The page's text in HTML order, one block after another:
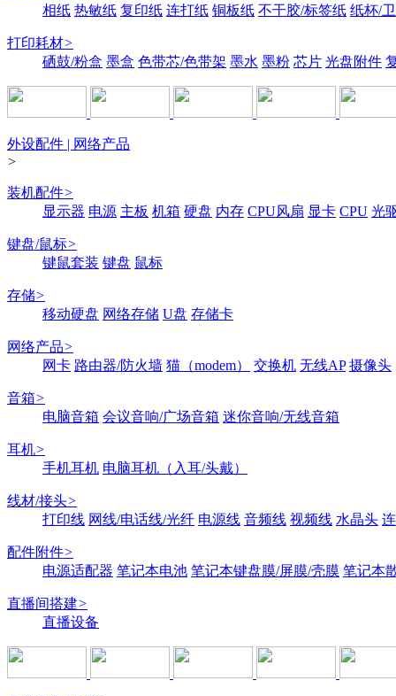
相纸 热敏纸 复印纸 连打纸 铜板纸 不干胶/标签纸 纸杯/
打印耗材>
硒鼓/粉盒 墨盒 色带芯/色带架 墨水 墨粉 芯片 光盘附件
外设配件 | 网络产品
>
装机配件>
显示器 电源 主板 机箱 硬盘 内存 CPU风扇 显卡 CPU 光
键盘/鼠标>
键鼠套装 键盘 鼠标
存储>
移动硬盘 网络存储 U盘 存储卡
网络产品>
网卡 路由器/防火墙 猫（modem） 交换机 无线AP 摄像头
音箱>
电脑音箱 会议音响/广场音箱 迷你音响/无线音箱
耳机>
手机耳机 电脑耳机（入耳/头戴）
线材/接头>
打印线 网线/电话线/光纤 电源线 音频线 视频线 水晶头
配件附件>
电源适配器 笔记本电池 笔记本键盘膜/屏膜/壳膜 笔记本
直播间搭建>
直播设备